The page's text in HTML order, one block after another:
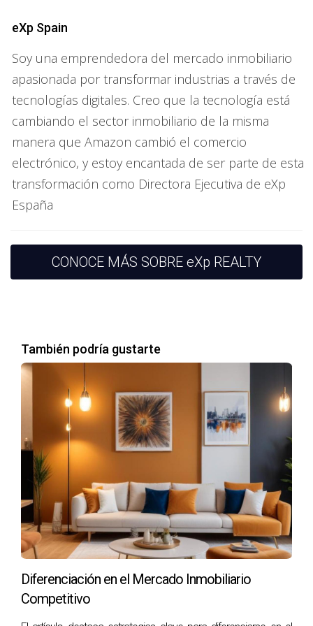
Ventajas de Unirse a un Modelo de
Negocio Inmobiliario Virtual
Explorar las ventajas de un modelo de negocio inmobiliario
virtual es esencial para quienes desean maximizar sus
oportunidades. Este enfoque innovador no solo se centra
en aumentar las ganancias, sino también en mejorar la
calidad de vida laboral y personal. A continuación, se
destacan algunas de las principales ventajas que Este
modelo tiene para ofrecer.
La flexibilidad es una de las características más valoradas
en el mundo laboral actual. Un modelo de negocio
ofreciendo la oportunidad de adaptar el trabajo a las
necesidades individuales. La autonomía fomenta un
sentido de responsabilidad que puede traducirse en un
mayor compromiso y dedicación hacia el éxito personal y
profesional.
Costos Reducidos
Operar un negocio inmobiliario tradicional a menudo
implica gastos significativos en inversiones físicas,
tecnología y marketing. Por el contrario, los modelos
virtuales permiten reducir estos costos operativos, lo que
eliminación de gastos relacionados con la oficina y otros
costos sobre bienes raíces permite a los profesionales
eXp Spain
Soy una emprendedora del mercado inmobiliario
apasionada por transformar industrias a través de
tecnologías digitales. Creo que la tecnología está
cambiando el sector inmobiliario de la misma
manera que Amazon cambió el comercio
electrónico, y estoy encantada de ser parte de esta
transformación como Directora Ejecutiva de eXp
España
CONOCE MÁS SOBRE eXp REALTY
También podría gustarte
Diferenciación en el Mercado Inmobiliario
Competitivo